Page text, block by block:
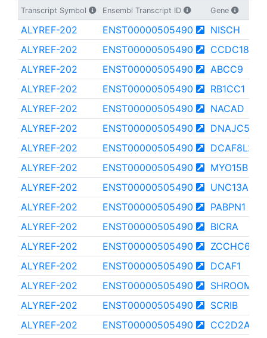
Transcript Symbol Ensembl Transcript ID Gene
ALYREF-202 ENST00000505490 NISCH
ALYREF-202
ENST00000505490 CCDC180
ALYREF-202
ENST00000505490 ABCC9
ALYREF-202
ENST00000505490 RB1CC1
ALYREF-202
ENST00000505490 NACAD
ALYREF-202
ENST00000505490 DNAJC5B
ALYREF-202
ENST00000505490 DCAF8L2
ALYREF-202
ENST00000505490 MYO15B
ALYREF-202
ENST00000505490 UNC13A
ALYREF-202
ENST00000505490 PABPN1
ALYREF-202
ENST00000505490 BICRA
ALYREF-202
ENST00000505490 ZCCHC6
ALYREF-202
ENST00000505490 DCAF1
ALYREF-202
ENST00000505490 SHROOM4
ALYREF-202
ENST00000505490 SCRIB
ALYREF-202
ENST00000505490 CC2D2A